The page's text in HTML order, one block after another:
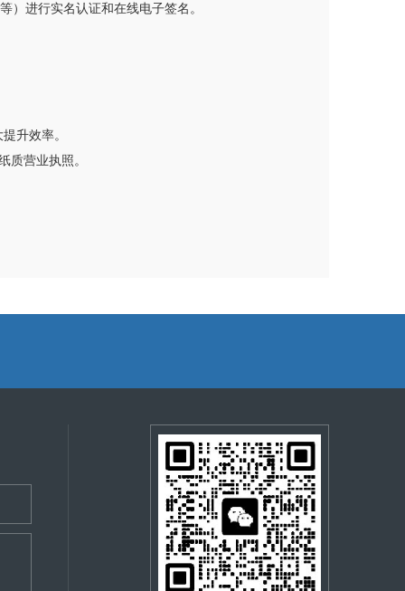
）进行实名认证和在线电子签名。
升效率。
质营业执照。